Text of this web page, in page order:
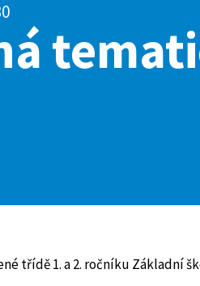
třídě 1. a 2. ročníku Základní